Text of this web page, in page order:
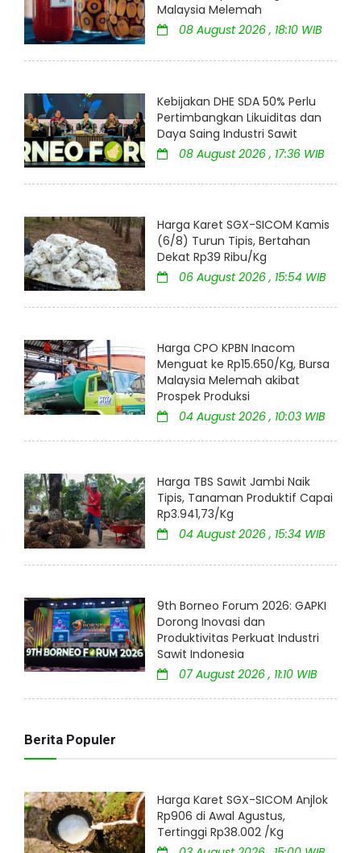
Malaysia Melemah
08 August 2026 , 18:10 WIB
Kebijakan DHE SDA 50% Perlu
Pertimbangkan Likuiditas dan
Daya Saing Industri Sawit
08 August 2026 , 17:36 WIB
Harga Karet SGX-SICOM Kamis
(6/8) Turun Tipis, Bertahan
Dekat Rp39 Ribu/Kg
06 August 2026 , 15:54 WIB
Harga CPO KPBN Inacom
Menguat ke Rp15.650/Kg, Bursa
Malaysia Melemah akibat
Prospek Produksi
04 August 2026 , 10:03 WIB
Harga TBS Sawit Jambi Naik
Tipis, Tanaman Produktif Capai
Rp3.941,73/Kg
04 August 2026 , 15:34 WIB
9th Borneo Forum 2026: GAPKI
Dorong Inovasi dan
Produktivitas Perkuat Industri
Sawit Indonesia
07 August 2026 , 11:10 WIB
Berita Populer
Harga Karet SGX-SICOM Anjlok
Rp906 di Awal Agustus,
Tertinggi Rp38.002 /Kg